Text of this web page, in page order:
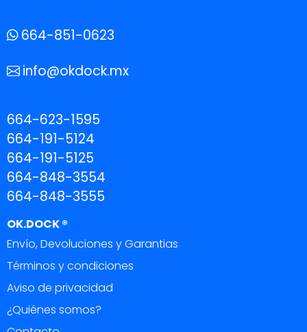
664-851-0623
info@okdock.mx
664-623-1595
664-191-5124
664-191-5125
664-848-3554
664-848-3555
OK.DOCK ®
Envío, Devoluciones y Garantias
Términos y condiciones
Aviso de privacidad
¿Quiénes somos?